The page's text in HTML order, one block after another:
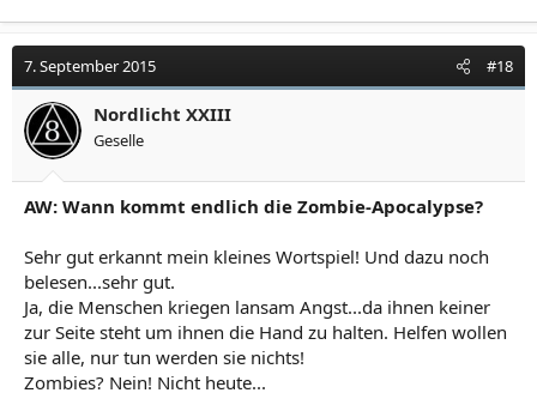
7. September 2015 #18
Nordlicht XXIII
Geselle
AW: Wann kommt endlich die Zombie-Apocalypse?
Sehr gut erkannt mein kleines Wortspiel! Und dazu noch
belesen...sehr gut.
Ja, die Menschen kriegen lansam Angst...da ihnen keiner
zur Seite steht um ihnen die Hand zu halten. Helfen wollen
sie alle, nur tun werden sie nichts!
Zombies? Nein! Nicht heute...